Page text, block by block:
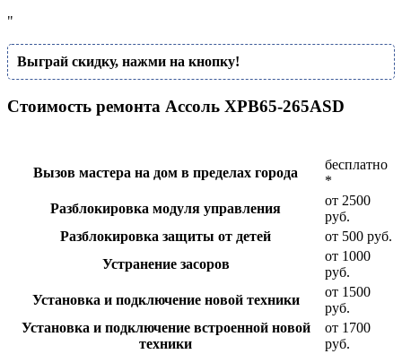
"
Выграй скидку, нажми на кнопку!
Стоимость ремонта Ассоль XPB65-265ASD
Вызов мастера на дом в пределах города
бесплатно
*
Разблокировка модуля управления
от 2500
руб.
Разблокировка защиты от детей
от 500 руб.
Устранение засоров
от 1000
руб.
Установка и подключение новой техники
от 1500
руб.
Установка и подключение встроенной новой
техники
от 1700
руб.